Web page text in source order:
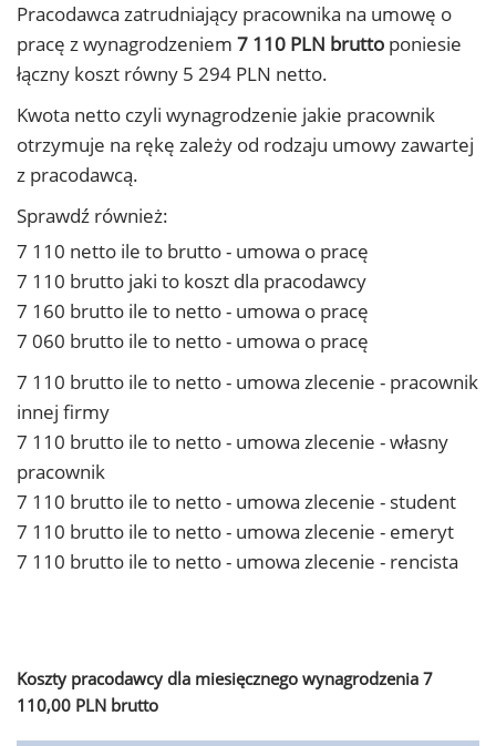
Pracodawca zatrudniający pracownika na umowę o
pracę z wynagrodzeniem 7 110 PLN brutto poniesie
łączny koszt równy 5 294 PLN netto.
Kwota netto czyli wynagrodzenie jakie pracownik
otrzymuje na rękę zależy od rodzaju umowy zawartej
z pracodawcą.
Sprawdź również:
7 110 netto ile to brutto - umowa o pracę
7 110 brutto jaki to koszt dla pracodawcy
7 160 brutto ile to netto - umowa o pracę
7 060 brutto ile to netto - umowa o pracę
7 110 brutto ile to netto - umowa zlecenie - pracownik
innej firmy
7 110 brutto ile to netto - umowa zlecenie - własny
pracownik
7 110 brutto ile to netto - umowa zlecenie - student
7 110 brutto ile to netto - umowa zlecenie - emeryt
7 110 brutto ile to netto - umowa zlecenie - rencista
Koszty pracodawcy dla miesięcznego wynagrodzenia 7
110,00 PLN brutto